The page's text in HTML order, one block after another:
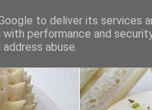
to deliver its services
with performance and
abuse.